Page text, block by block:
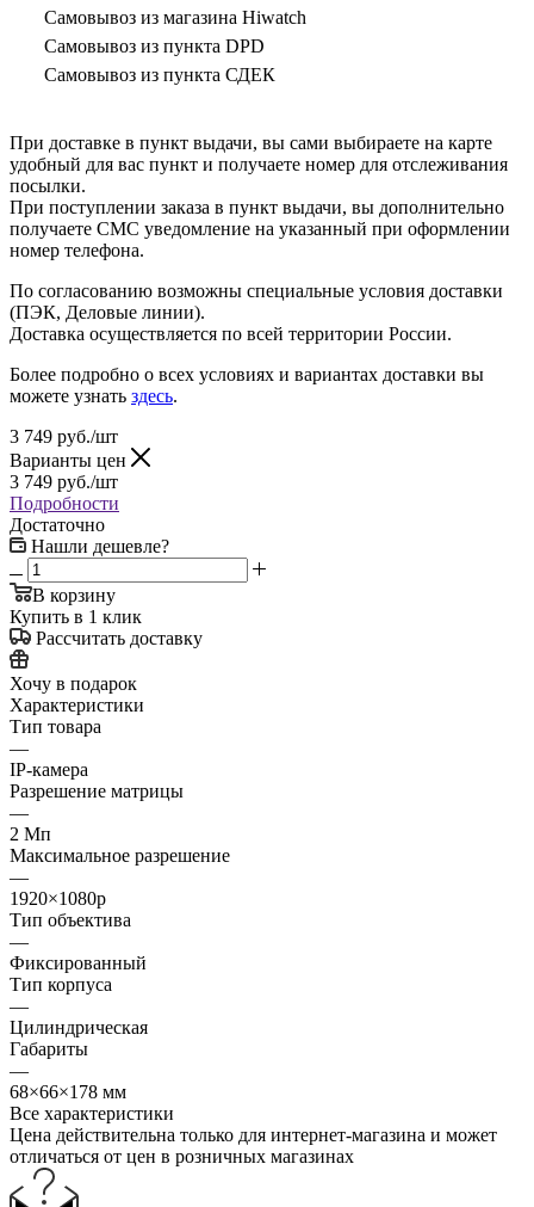
Самовывоз из магазина Hiwatch
Самовывоз из пункта DPD
Самовывоз из пункта СДЕК
При доставке в пункт выдачи, вы сами выбираете на карте
удобный для вас пункт и получаете номер для отслеживания
посылки.
При поступлении заказа в пункт выдачи, вы дополнительно
получаете СМС уведомление на указанный при оформлении
номер телефона.
По согласованию возможны специальные условия доставки
(ПЭК, Деловые линии).
Доставка осуществляется по всей территории России.
Более подробно о всех условиях и вариантах доставки вы
можете узнать здесь.
3 749 руб./шт
Варианты цен
3 749 руб./шт
Подробности
Достаточно
Нашли дешевле?
В корзину
Купить в 1 клик
Рассчитать доставку
Хочу в подарок
Характеристики
Тип товара
—
IP-камера
Разрешение матрицы
—
2 Мп
Максимальное разрешение
—
1920×1080p
Тип объектива
—
Фиксированный
Тип корпуса
—
Цилиндрическая
Габариты
—
68×66×178 мм
Все характеристики
Цена действительна только для интернет-магазина и может
отличаться от цен в розничных магазинах